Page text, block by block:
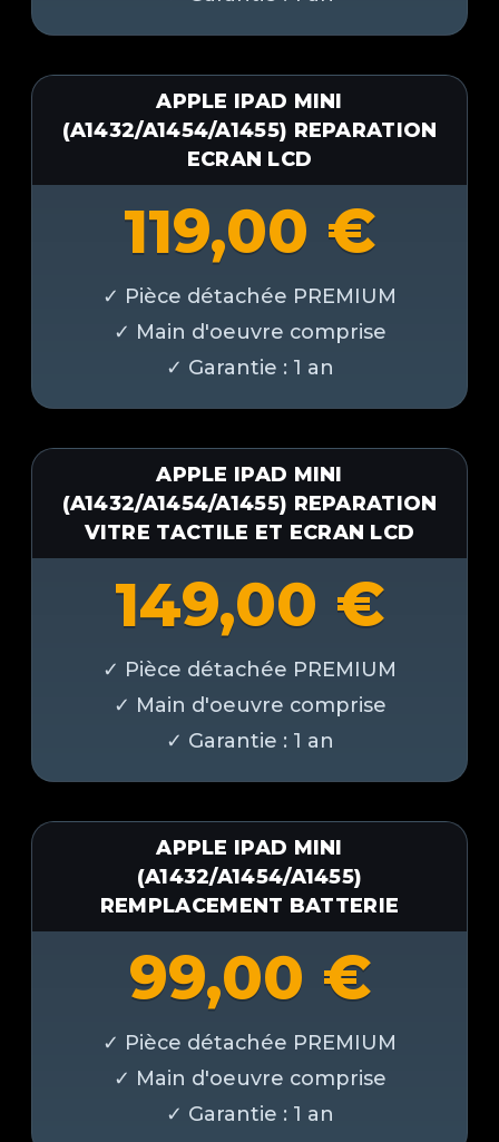
APPLE IPAD MINI
(A1432/A1454/A1455) REPARATION
ECRAN LCD
119,00 €
APPLE IPAD MINI
(A1432/A1454/A1455) REPARATION
VITRE TACTILE ET ECRAN LCD
149,00 €
APPLE IPAD MINI
(A1432/A1454/A1455)
REMPLACEMENT BATTERIE
99,00 €